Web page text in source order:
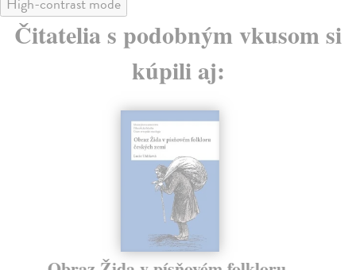
Čitatelia s podobným vkusom si
kúpili aj: